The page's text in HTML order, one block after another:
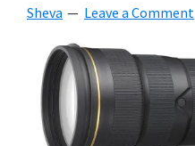
Traveling
Sheva Leave a Comment